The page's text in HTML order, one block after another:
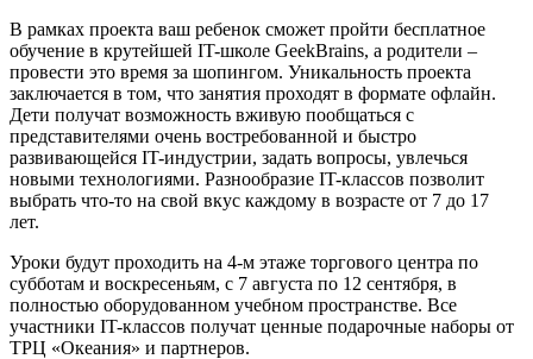
В рамках проекта ваш ребенок сможет пройти бесплатное
обучение в крутейшей IT-школе GeekBrains, а родители –
провести это время за шопингом. Уникальность проекта
заключается в том, что занятия проходят в формате офлайн.
Дети получат возможность вживую пообщаться с
представителями очень востребованной и быстро
развивающейся IT-индустрии, задать вопросы, увлечься
новыми технологиями. Разнообразие IT-классов позволит
выбрать что-то на свой вкус каждому в возрасте от 7 до 17
лет.
Уроки будут проходить на 4-м этаже торгового центра по
субботам и воскресеньям, с 7 августа по 12 сентября, в
полностью оборудованном учебном пространстве. Все
участники IT-классов получат ценные подарочные наборы от
ТРЦ «Океания» и партнеров.